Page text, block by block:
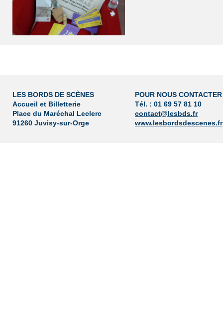
LES BORDS DE SCÈNES
Accueil et Billetterie
Place du Maréchal Leclerc
91260 Juvisy-sur-Orge
POUR NOUS CONTACTER
Tél. : 01 69 57 81 10
contact@lesbds.fr
www.lesbordsdescenes.fr